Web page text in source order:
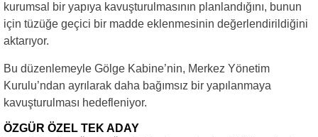
kurumsal bir yapıya kavuşturulmasının planlandığını, bunun
için tüzüğe geçici bir madde eklenmesinin değerlendirildiğini
aktarıyor.
Bu düzenlemeyle Gölge Kabine’nin, Merkez Yönetim
Kurulu’ndan ayrılarak daha bağımsız bir yapılanmaya
kavuşturulması hedefleniyor.
ÖZGÜR ÖZEL TEK ADAY